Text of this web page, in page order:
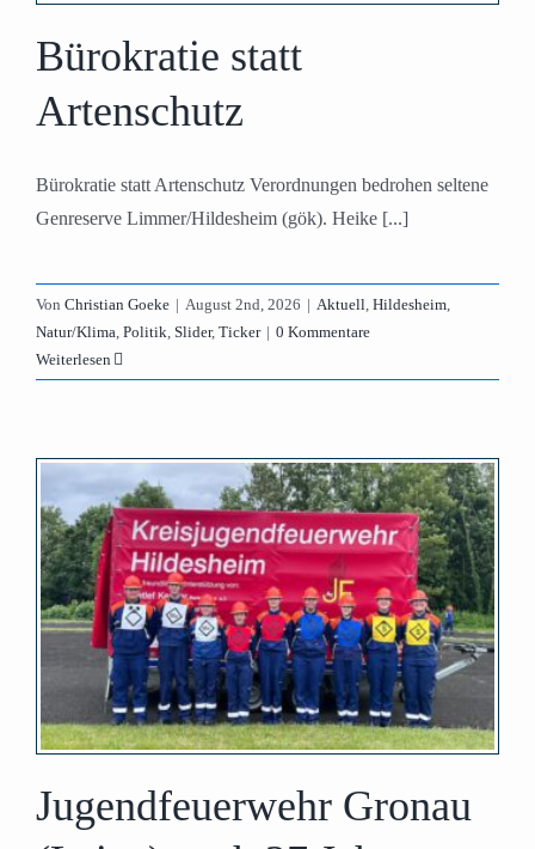
Bürokratie statt
Artenschutz
Bürokratie statt Artenschutz Verordnungen bedrohen seltene
Genreserve Limmer/Hildesheim (gök). Heike [...]
Von Christian Goeke | August 2nd, 2026 | Aktuell Hildesheim
Natur/Klima Politik Slider, Ticker | 0 Kommentare
Weiterlesen
Jugendfeuerwehr Gronau